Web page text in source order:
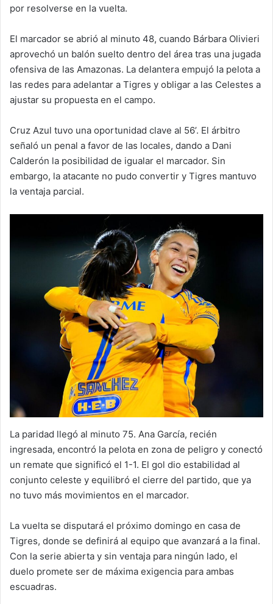
por resolverse en la vuelta.
El marcador se abrió al minuto 48, cuando Bárbara Olivieri
aprovechó un balón suelto dentro del área tras una jugada
ofensiva de las Amazonas. La delantera empujó la pelota a
las redes para adelantar a Tigres y obligar a las Celestes a
ajustar su propuesta en el campo.
Cruz Azul tuvo una oportunidad clave al 56’. El árbitro
señaló un penal a favor de las locales, dando a Dani
Calderón la posibilidad de igualar el marcador. Sin
embargo, la atacante no pudo convertir y Tigres mantuvo
la ventaja parcial.
La paridad llegó al minuto 75. Ana García, recién
ingresada, encontró la pelota en zona de peligro y conectó
un remate que significó el 1-1. El gol dio estabilidad al
conjunto celeste y equilibró el cierre del partido, que ya
no tuvo más movimientos en el marcador.
La vuelta se disputará el próximo domingo en casa de
Tigres, donde se definirá al equipo que avanzará a la final.
Con la serie abierta y sin ventaja para ningún lado, el
duelo promete ser de máxima exigencia para ambas
escuadras.